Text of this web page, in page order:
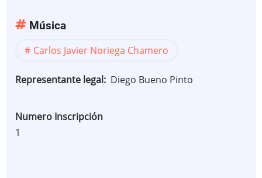
Música
Carlos Javier Noriega Chamero
Representante legal Diego Bueno Pinto
Numero Inscripción
1